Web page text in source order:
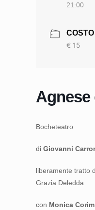
21:00
COSTO
€ 15
Agnese
Bocheteatro
di Giovanni
liberamente tratto
Grazia Deledda
con Monica